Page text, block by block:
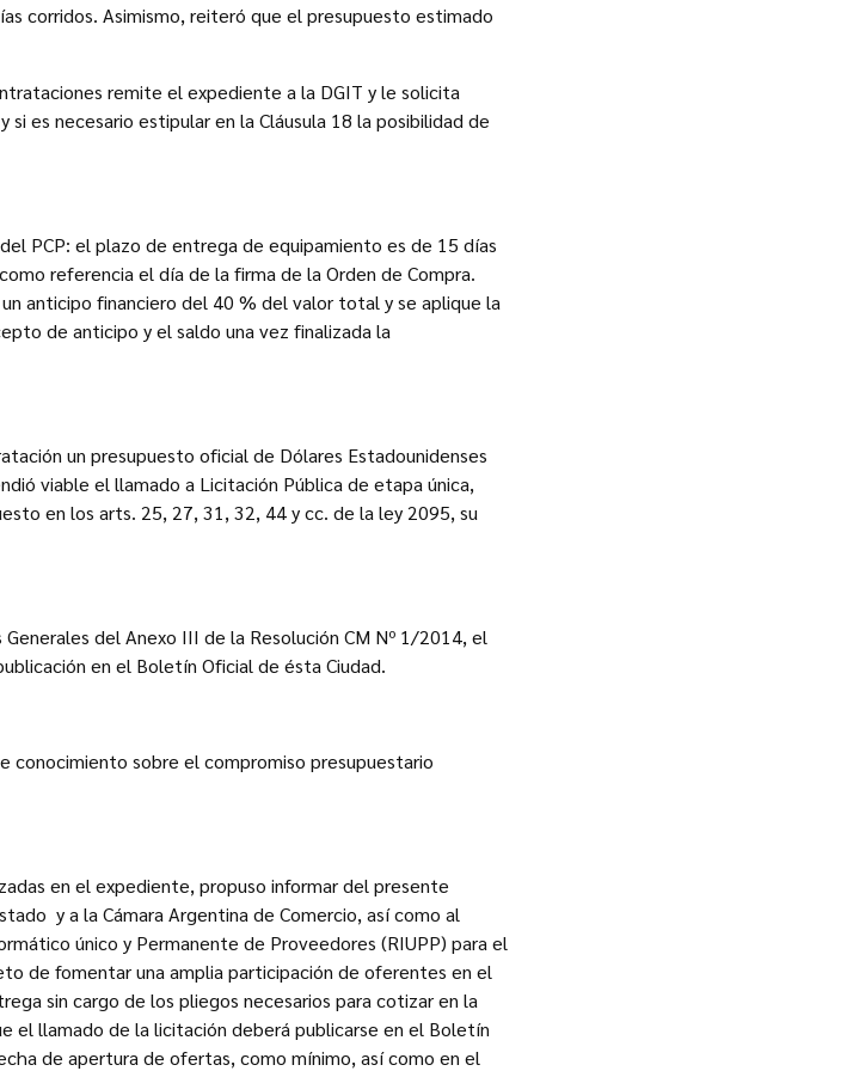
corridos. Asimismo, reiteró que el presupuesto estimado
remite el expediente a la DGIT y le solicita
es necesario estipular en la Cláusula 18 la posibilidad de
PCP: el plazo de entrega de equipamiento es de 15 días
referencia el día de la firma de la Orden de Compra.
anticipo financiero del 40 % del valor total y se aplique la
de anticipo y el saldo una vez finalizada la
un presupuesto oficial de Dólares Estadounidenses
viable el llamado a Licitación Pública de etapa única,
en los arts. 25, 27, 31, 32, 44 y cc. de la ley 2095, su
del Anexo III de la Resolución CM Nº 1/2014, el
en el Boletín Oficial de ésta Ciudad.
conocimiento sobre el compromiso presupuestario
en el expediente, propuso informar del presente
y a la Cámara Argentina de Comercio, así como al
único y Permanente de Proveedores (RIUPP) para el
de fomentar una amplia participación de oferentes en el
sin cargo de los pliegos necesarios para cotizar en la
llamado de la licitación deberá publicarse en el Boletín
de apertura de ofertas, como mínimo, así como en el